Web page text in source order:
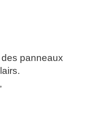
panneaux